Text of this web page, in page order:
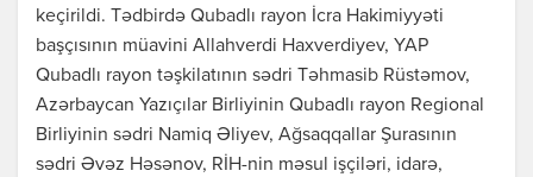
keçirildi. Tədbirdə Qubadlı rayon İcra Hakimiyyəti
başçısının müavini Allahverdi Haxverdiyev, YAP
Qubadlı rayon təşkilatının sədri Təhmasib Rüstəmov,
Azərbaycan Yazıçılar Birliyinin Qubadlı rayon Regional
Birliyinin sədri Namiq Əliyev, Ağsaqqallar Şurasının
sədri Əvəz Həsənov, RİH-nin məsul işçiləri, idarə,